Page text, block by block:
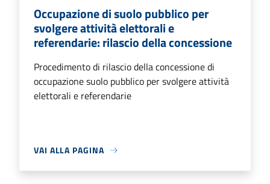
Occupazione di suolo pubblico per
svolgere attività elettorali e
referendarie: rilascio della concessione
Procedimento di rilascio della concessione di
occupazione suolo pubblico per svolgere attività
elettorali e referendarie
VAI ALLA PAGINA